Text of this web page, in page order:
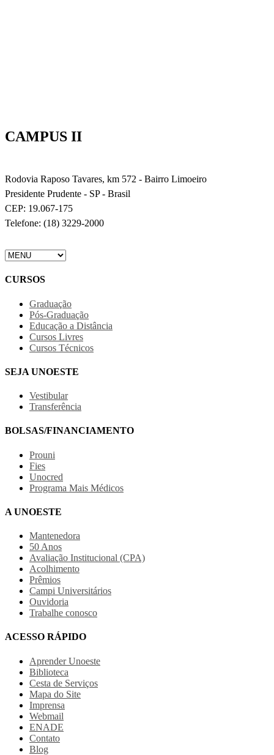
CAMPUS II
Rodovia Raposo Tavares, km 572 - Bairro Limoeiro
Presidente Prudente - SP - Brasil
CEP: 19.067-175
Telefone: (18) 3229-2000
CURSOS
Graduação
Pós-Graduação
Educação a Distância
Cursos Livres
Cursos Técnicos
SEJA UNOESTE
Vestibular
Transferência
BOLSAS/FINANCIAMENTO
Prouni
Fies
Unocred
Programa Mais Médicos
A UNOESTE
Mantenedora
50 Anos
Avaliação Institucional (CPA)
Acolhimento
Prêmios
Campi Universitários
Ouvidoria
Trabalhe conosco
ACESSO RÁPIDO
Aprender Unoeste
Biblioteca
Cesta de Serviços
Mapa do Site
Imprensa
Webmail
ENADE
Contato
Blog